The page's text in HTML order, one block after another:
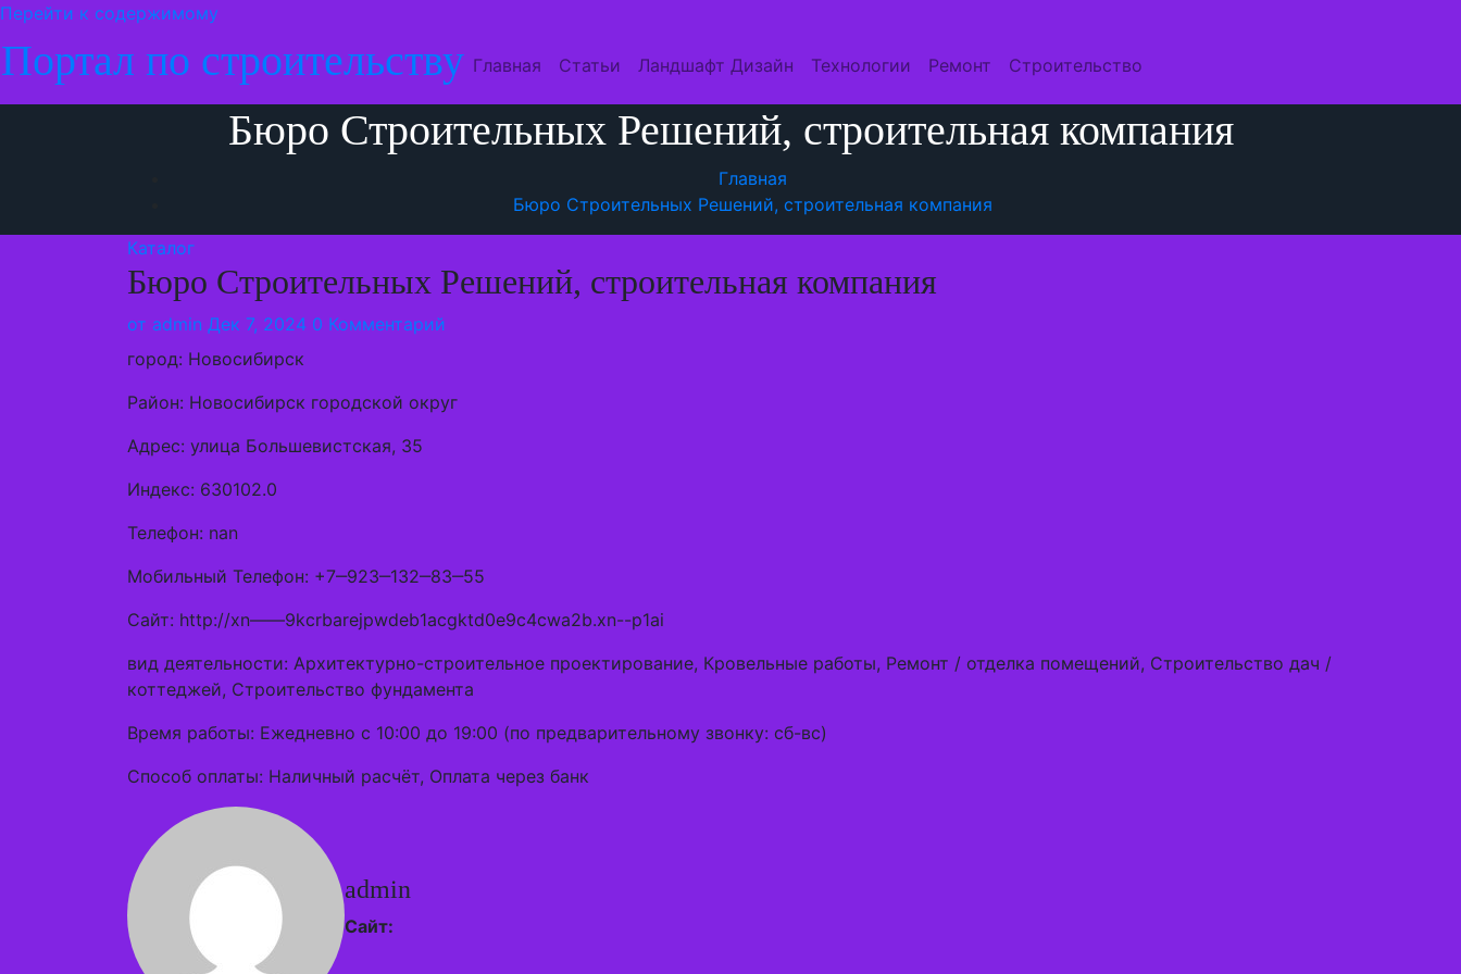
Перейти к содержимому
Портал по строительству Главная Статьи Ландшафт Дизайн Технологии Ремонт Строительство
Бюро Строительных Решений, строительная компания
Главная
Бюро Строительных Решений, строительная компания
Каталог
Бюро Строительных Решений, строительная компания
от admin Дек 7, 2024 0 Комментарий
город: Новосибирск
Район: Новосибирск городской округ
Адрес: улица Большевистская, 35
Индекс: 630102.0
Телефон: nan
Мобильный Телефон: +7‒923‒132‒83‒55
Сайт: http://xn——9kcrbarejpwdeb1acgktd0e9c4cwa2b.xn--p1ai
вид деятельности: Архитектурно-строительное проектирование, Кровельные работы, Ремонт / отделка помещений, Строительство дач /
коттеджей, Строительство фундамента
Время работы: Ежедневно с 10:00 до 19:00 (по предварительному звонку: сб-вс)
Способ оплаты: Наличный расчёт, Оплата через банк
admin
Сайт: